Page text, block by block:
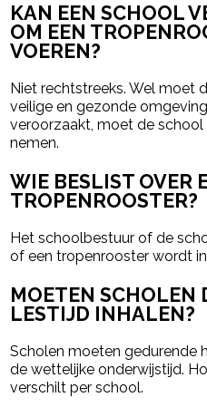
KAN EEN SCHOOL
OM EEN
VOEREN?
Niet rechtstreeks. Wel moet
veilige en gezonde
veroorzaakt, moet de
nemen.
WIE BESLIST OVER
TROPENROOSTER?
Het schoolbestuur of de
of een tropenrooster wordt
MOETEN SCHOLEN
LESTIJD INHALEN?
Scholen moeten gedurende
de wettelijke onderwijstijd.
verschilt per school.